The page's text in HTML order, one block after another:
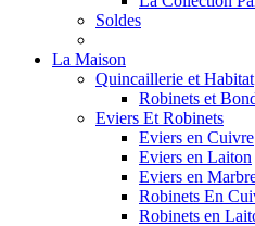
Soldes
La Maison
Quincaillerie et Habitat
Robinets et
Eviers Et Robinets
Eviers en Cuivre
Eviers en Laiton
Eviers en
Robinets En
Robinets en